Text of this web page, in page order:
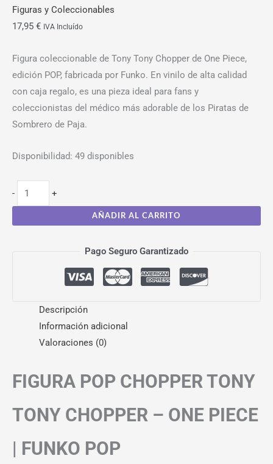
Figuras y Coleccionables
17,95 € IVA Incluído
Figura coleccionable de Tony Tony Chopper de One Piece,
edición POP, fabricada por Funko. En vinilo de alta calidad
con caja regalo, es una pieza ideal para fans y
coleccionistas del médico más adorable de los Piratas de
Sombrero de Paja.
Disponibilidad: 49 disponibles
- +
AÑADIR AL CARRITO
Pago Seguro Garantizado
Descripción
Información adicional
Valoraciones (0)
FIGURA POP CHOPPER TONY
TONY CHOPPER – ONE PIECE
| FUNKO POP